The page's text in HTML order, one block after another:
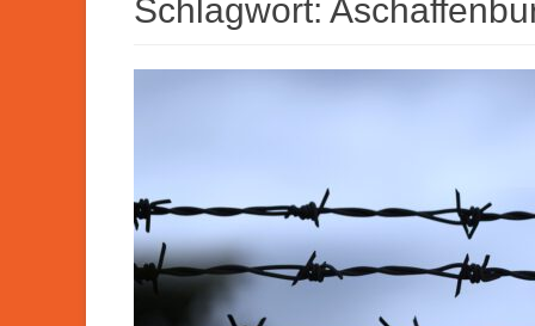
Schlagwort: